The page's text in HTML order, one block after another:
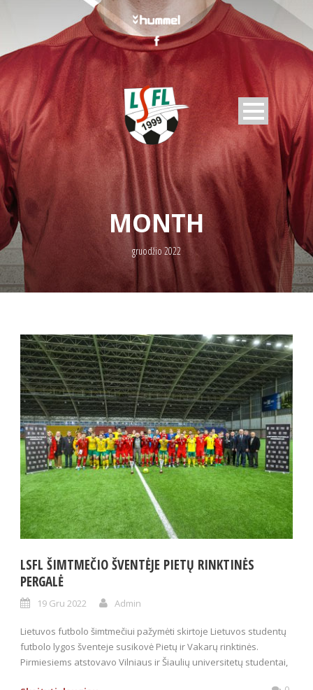
MONTH
gruodžio 2022
LSFL ŠIMTMEČIO ŠVENTĖJE PIETŲ RINKTINĖS
PERGALĖ
19 Gru 2022 Admin
Lietuvos futbolo šimtmečiui pažymėti skirtoje Lietuvos studentų
futbolo lygos šventeje susikovė Pietų ir Vakarų rinktinės.
Pirmiesiems atstovavo Vilniaus ir Šiaulių universitetų studentai,